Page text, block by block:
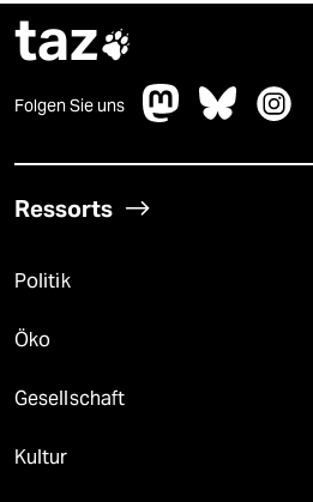
taz
Folgen Sie uns
Ressorts
Politik
Öko
Gesellschaft
Kultur